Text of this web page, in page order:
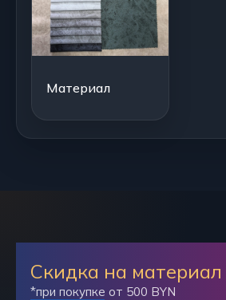
Материал
Скидка на материал
*при покупке от 500 BYN